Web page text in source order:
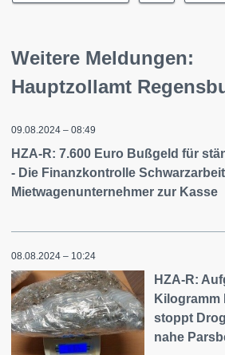
Weitere Meldungen:
Hauptzollamt
09.08.2024 – 08:49
HZA-R: 7.600 Euro Bußgeld für
- Die Finanzkontrolle
Mietwagenunternehmer zur Kasse
08.08.2024 – 10:24
HZA-R:
Kilogramm
stoppt
nahe